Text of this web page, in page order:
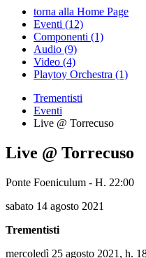
torna alla Home Page
Eventi (12)
Componenti (1)
Audio (9)
Video (4)
Playtoy Orchestra (1)
Trementisti
Eventi
Live @ Torrecuso
Live @ Torrecuso
Ponte Foeniculum - H. 22:00
sabato 14 agosto 2021
Trementisti
mercoledì 25 agosto 2021, h.